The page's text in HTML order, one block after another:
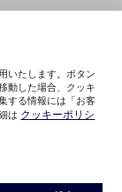
いたします。ボタン
動した場合、クッキ
する情報には「お客
は クッキーポリシ